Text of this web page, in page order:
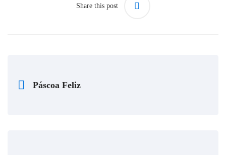
Share this post
Páscoa Feliz